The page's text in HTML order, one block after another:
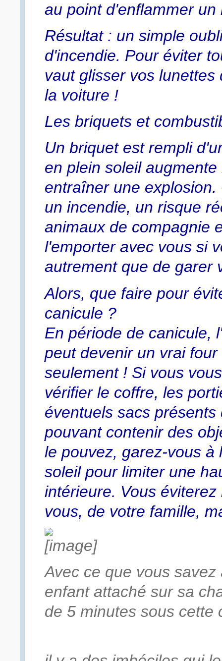
au point d'enflammer
Résultat : un simple
d'incendie. Pour éviter
vaut glisser vos
la voiture !
Les briquets et
Un briquet est rempli
en plein soleil
entraîner une
un incendie, un risque
animaux de compagnie
l'emporter avec vous si
autrement que de garer
Alors, que faire pour
canicule ?
En période de canicule,
peut devenir un vrai
seulement ! Si vous
vérifier le coffre, les
éventuels sacs
pouvant contenir des
le pouvez, garez-vous à
soleil pour limiter une
intérieure. Vous
vous, de votre famille,
Avec ce que vous
enfant attaché sur sa
de 5 minutes sous cette